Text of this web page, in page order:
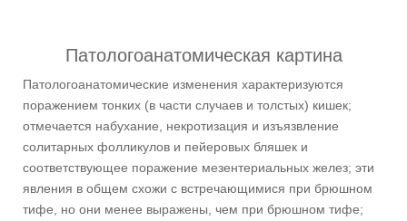
Патологоанатомическая картина
Патологоанатомические изменения характеризуются
поражением тонких (в части случаев и толстых) кишек;
отмечается набухание, некротизация и изъязвление
солитарных фолликулов и пейеровых бляшек и
соответствующее поражение мезентериальных желез; эти
явления в общем схожи с встречающимися при брюшном
тифе, но они менее выражены, чем при брюшном тифе;